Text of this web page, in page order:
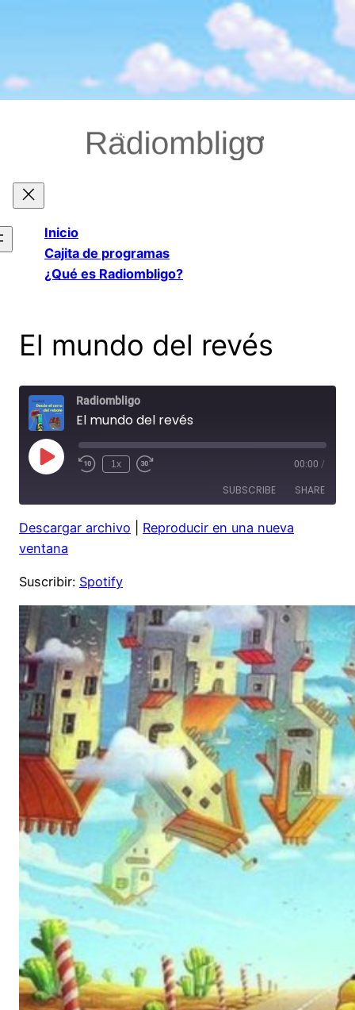
Inicio
Cajita de programas
¿Qué es Radiombligo?
El mundo del revés
Radiombligo
El mundo del revés
Play
Episode Rewind
1x
Fast
seconds
00:00 /
SUBSCRIBE SHARE
Spotify
SHARE
EMBED
Descargar archivo
Reproducir en una nueva
ventana
Suscribir: Spotify